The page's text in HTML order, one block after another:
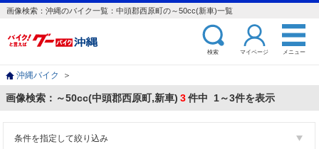
画像検索：沖縄のバイク一覧：中頭郡西原町の～50cc(新車)一覧
検索 マイページ メニュー
沖縄バイク ＞
画像検索：～50cc(中頭郡西原町,新車) 3件中 1～3件を表示
条件を指定して絞り込み